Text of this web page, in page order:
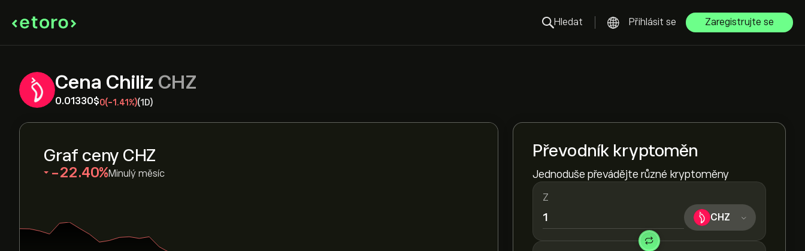
Hledat Přihlásit se Zaregistrujte se
Cena Chiliz CHZ
0.01330‎$‎0(-1.41%)(1D)
Převodník kryptoměn
Jednoduše převádějte různé kryptoměny
Z
CHZ
Graf ceny CHZ
‎-22.40‎ Minulý měsíc